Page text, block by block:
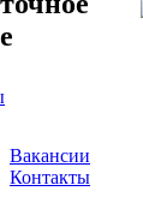
Вакансии
Контакты